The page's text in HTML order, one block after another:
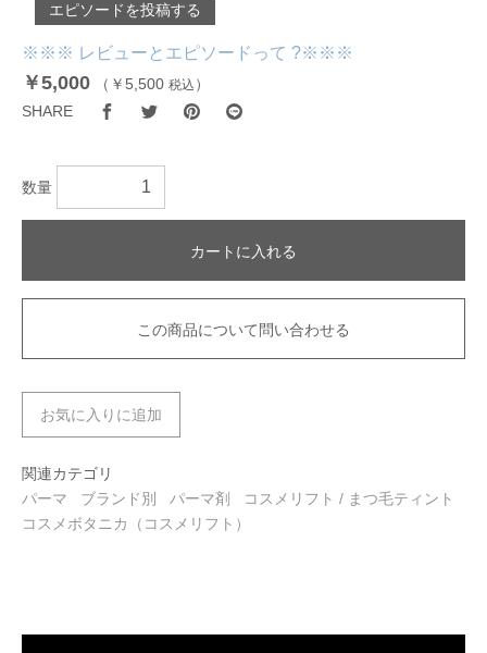
エピソードを投稿する
※※※ レビューとエピソードって ?※※※
￥5,000 （ ￥5,500 税込 ）
SHARE
数量
カートに入れる
この商品について問い合わせる
お気に入りに追加
関連カテゴリ
パーマ
ブランド別 パーマ剤
コスメリフト / まつ毛ティント
コスメボタニカ（コスメリフト）